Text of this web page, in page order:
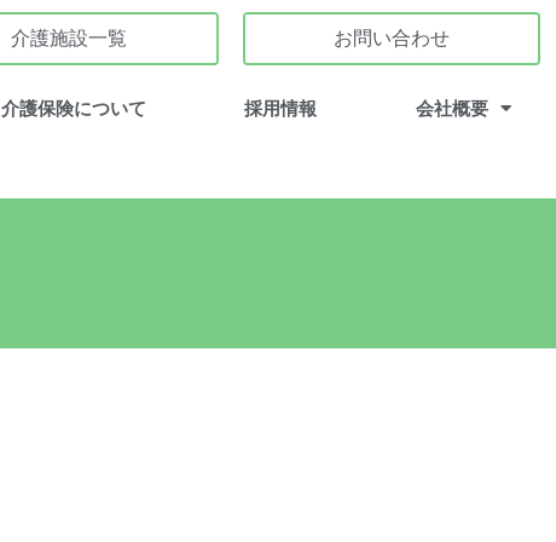
介護施設一覧 お問い合わせ
介護保険について 採用情報 会社概要